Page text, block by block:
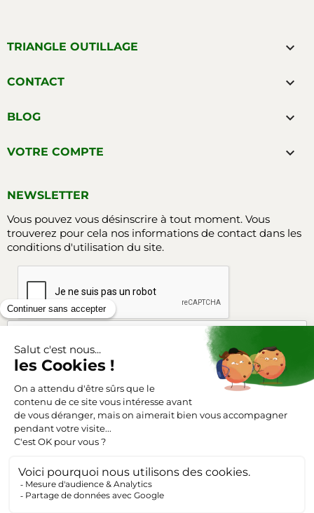
TRIANGLE OUTILLAGE 
CONTACT 
BLOG 
VOTRE COMPTE 
NEWSLETTER
Vous pouvez vous désinscrire à tout moment. Vous
trouverez pour cela nos informations de contact dans les
conditions d'utilisation du site.
SUIVEZ-NOUS
Mentions légales
Conditions générales de vente